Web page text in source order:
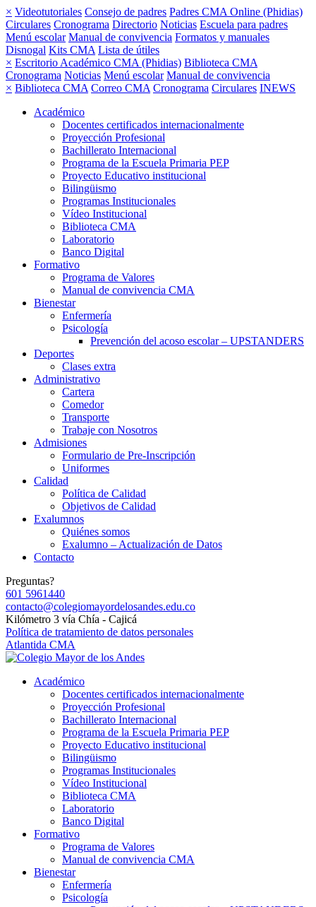
× Videotutoriales Consejo de padres Padres CMA Online (Phidias)
Circulares Cronograma Directorio Noticias Escuela para padres
Menú escolar Manual de convivencia Formatos y manuales
Disnogal Kits CMA Lista de útiles
× Escritorio Académico CMA (Phidias) Biblioteca CMA
Cronograma Noticias Menú escolar Manual de convivencia
× Biblioteca CMA Correo CMA Cronograma Circulares INEWS
Académico
Docentes certificados internacionalmente
Proyección Profesional
Bachillerato Internacional
Programa de la Escuela Primaria PEP
Proyecto Educativo institucional
Bilingüismo
Programas Institucionales
Vídeo Institucional
Biblioteca CMA
Laboratorio
Banco Digital
Formativo
Programa de Valores
Manual de convivencia CMA
Bienestar
Enfermería
Psicología
Prevención del acoso escolar – UPSTANDERS
Deportes
Clases extra
Administrativo
Cartera
Comedor
Transporte
Trabaje con Nosotros
Admisiones
Formulario de Pre-Inscripción
Uniformes
Calidad
Política de Calidad
Objetivos de Calidad
Exalumnos
Quiénes somos
Exalumno – Actualización de Datos
Contacto
Preguntas?
601 5961440
contacto@colegiomayordelosandes.edu.co
Kilómetro 3 vía Chía - Cajicá
Política de tratamiento de datos personales
Atlantida CMA
Académico
Docentes certificados internacionalmente
Proyección Profesional
Bachillerato Internacional
Programa de la Escuela Primaria PEP
Proyecto Educativo institucional
Bilingüismo
Programas Institucionales
Vídeo Institucional
Biblioteca CMA
Laboratorio
Banco Digital
Formativo
Programa de Valores
Manual de convivencia CMA
Bienestar
Enfermería
Psicología